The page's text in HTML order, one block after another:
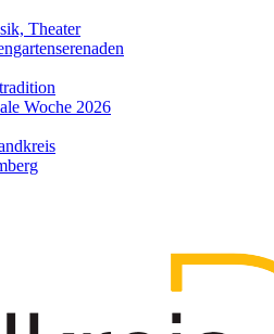
Theater
Woche 2026